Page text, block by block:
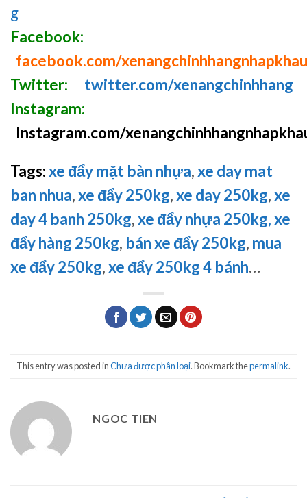
g
Facebook:
facebook.com/xenangchinhhangnhapkhau
Twitter:
twitter.com/xenangchinhhang
Instagram:
Instagram.com/
Tags:xe đẩy mặt bàn nhựa,xe day mat
ban nhua,xe đẩy 250kg,xe day 250kg,xe
day 4 banh 250kg,xe đẩy nhựa 250kg,xe
đẩy hàng 250kg, bán xe đẩy 250kg, mua
xe đẩy 250kg,xe đẩy 250kg 4 bánh…
This entry was posted inChưa được phân loại. Bookmark thepermalink.
NGOC TIEN